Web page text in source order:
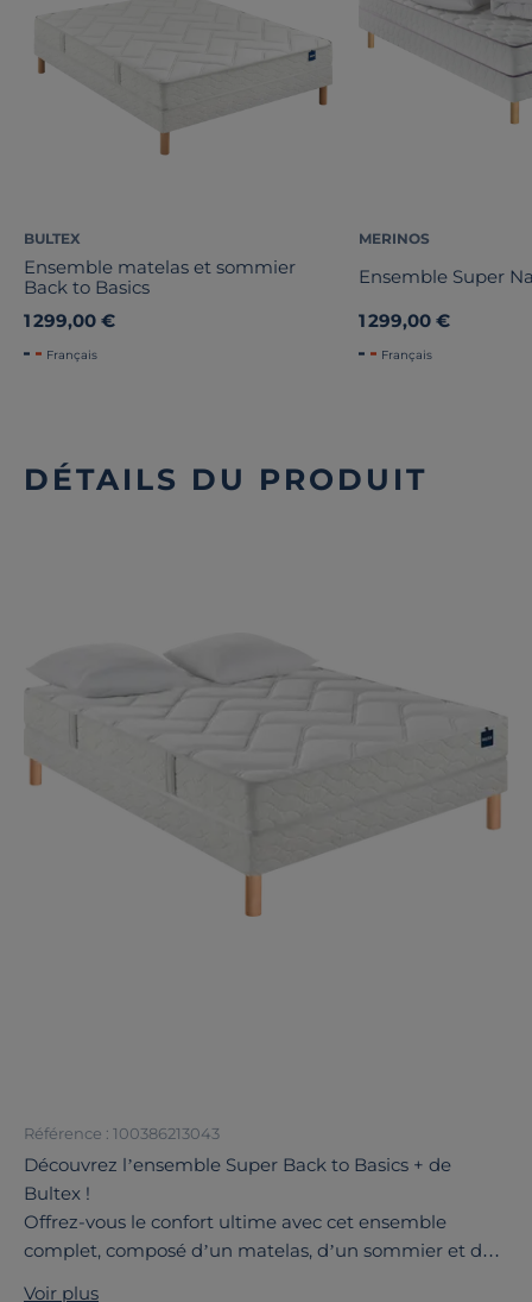
BULTEX
Ensemble matelas et sommier
Back to Basics
1 299,00 €
Français
MERINOS
Ensemble Super
1 299,00 €
Français
DÉTAILS DU PRODUIT
Référence : 100386213043
Découvrez l’ensemble Super Back to Basics + de
Bultex !
Offrez-vous le confort ultime avec cet ensemble
complet, composé d’un matelas, d’un sommier et de
Voir plus